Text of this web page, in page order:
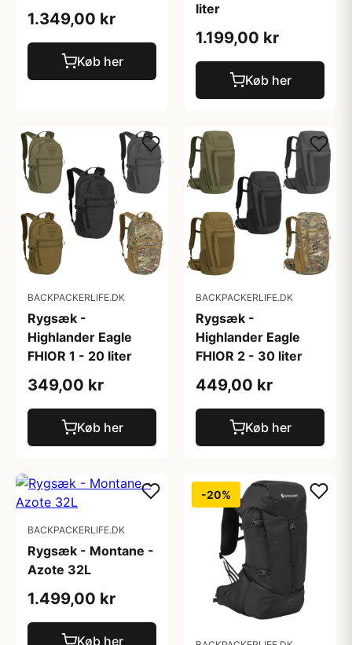
1.349,00 kr
Køb her
liter
1.199,00 kr
Køb her
BACKPACKERLIFE.DK
Rygsæk -
Highlander Eagle
FHIOR 1 - 20 liter
349,00 kr
Køb her
BACKPACKERLIFE.DK
Rygsæk -
Highlander Eagle
FHIOR 2 - 30 liter
449,00 kr
Køb her
BACKPACKERLIFE.DK
Rygsæk - Montane -
Azote 32L
1.499,00 kr
Køb her
-20%